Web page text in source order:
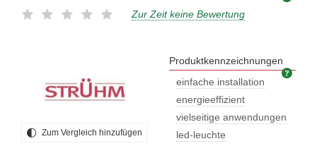
Zur Zeit keine Bewertung
Zum Vergleich hinzufügen
Produktkennzeichnungen
einfache installation
energieeffizient
vielseitige anwendungen
led-leuchte